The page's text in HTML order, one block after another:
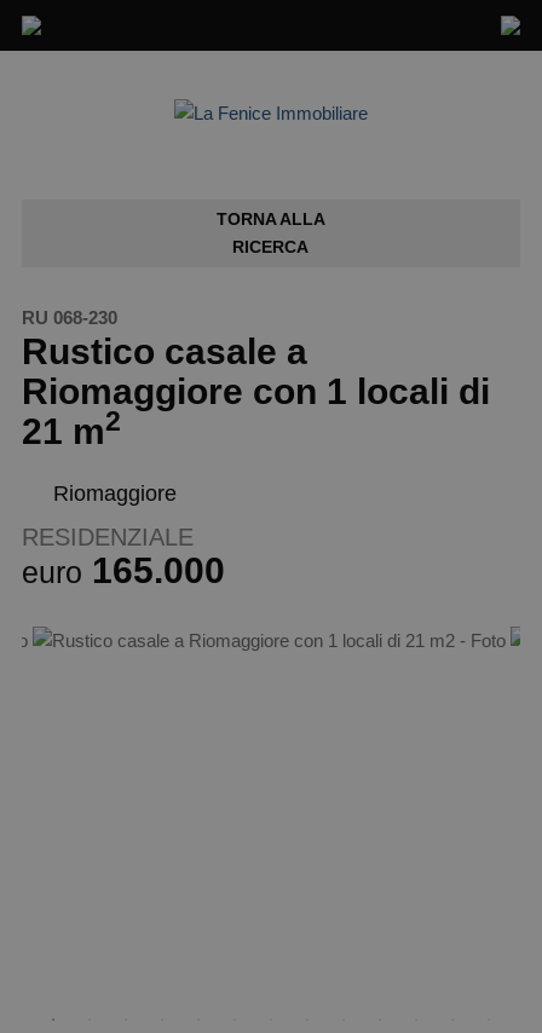
TORNA ALLA
RICERCA
RU 068-230
Rustico casale a
Riomaggiore con 1 locali di
21 m2
Riomaggiore
RESIDENZIALE
euro 165.000